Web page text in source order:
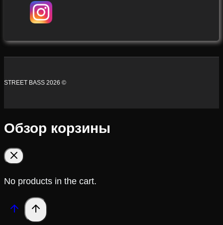
STREET BASS 2026 ©
Обзор корзины
No products in the cart.